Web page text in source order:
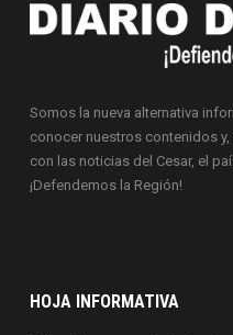
Somos la nueva alternativa
conocer nuestros contenidos
con las noticias del Cesar, el
¡Defendemos la Región!
HOJA INFORMATIVA